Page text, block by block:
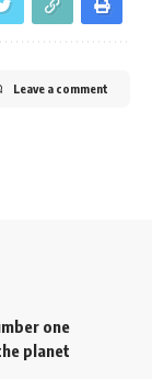
Leave a comment
one
planet